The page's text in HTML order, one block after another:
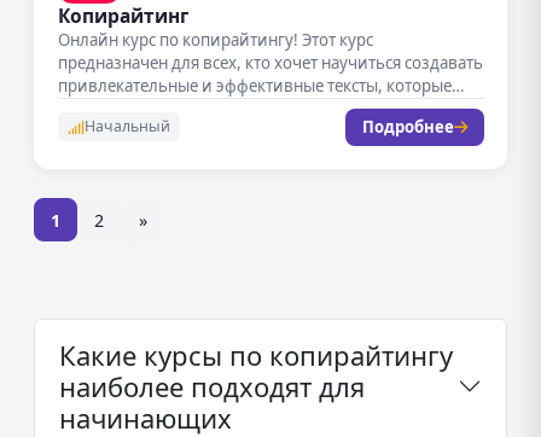
Копирайтинг
Онлайн курс по копирайтингу! Этот курс
предназначен для всех, кто хочет научиться создавать
привлекательные и эффективные тексты, которые…
Начальный Подробнее
1 2 »
Какие курсы по копирайтингу
наиболее подходят для
начинающих